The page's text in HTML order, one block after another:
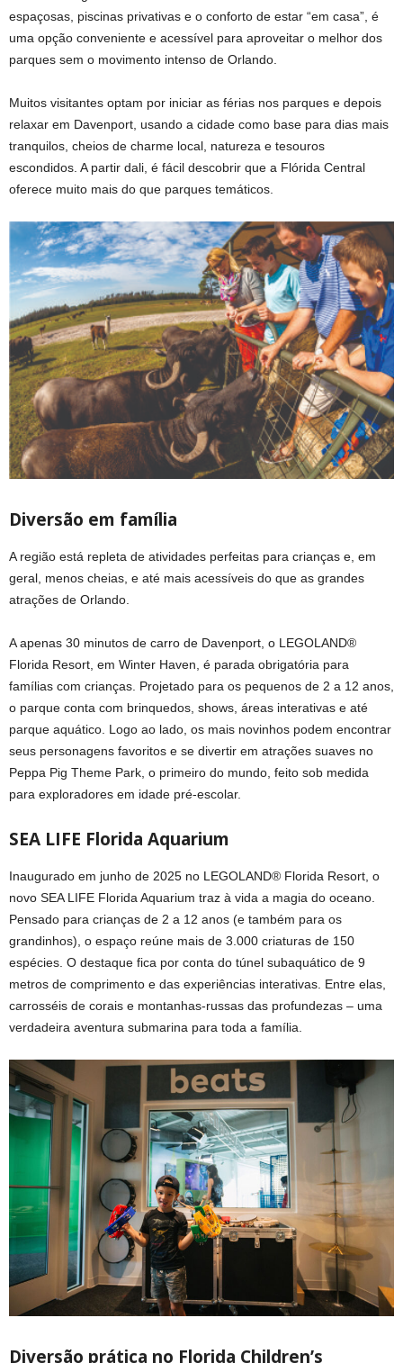
espaçosas, piscinas privativas e o conforto de estar “em casa”, é
uma opção conveniente e acessível para aproveitar o melhor dos
parques sem o movimento intenso de Orlando.
Muitos visitantes optam por iniciar as férias nos parques e depois
relaxar em Davenport, usando a cidade como base para dias mais
tranquilos, cheios de charme local, natureza e tesouros
escondidos. A partir dali, é fácil descobrir que a Flórida Central
oferece muito mais do que parques temáticos.
Diversão em família
A região está repleta de atividades perfeitas para crianças e, em
geral, menos cheias, e até mais acessíveis do que as grandes
atrações de Orlando.
A apenas 30 minutos de carro de Davenport, o LEGOLAND®
Florida Resort, em Winter Haven, é parada obrigatória para
famílias com crianças. Projetado para os pequenos de 2 a 12 anos,
o parque conta com brinquedos, shows, áreas interativas e até
parque aquático. Logo ao lado, os mais novinhos podem encontrar
seus personagens favoritos e se divertir em atrações suaves no
Peppa Pig Theme Park, o primeiro do mundo, feito sob medida
para exploradores em idade pré-escolar.
SEA LIFE Florida Aquarium
Inaugurado em junho de 2025 no LEGOLAND® Florida Resort, o
novo SEA LIFE Florida Aquarium traz à vida a magia do oceano.
Pensado para crianças de 2 a 12 anos (e também para os
grandinhos), o espaço reúne mais de 3.000 criaturas de 150
espécies. O destaque fica por conta do túnel subaquático de 9
metros de comprimento e das experiências interativas. Entre elas,
carrosséis de corais e montanhas-russas das profundezas – uma
verdadeira aventura submarina para toda a família.
Diversão prática no Florida Children’s